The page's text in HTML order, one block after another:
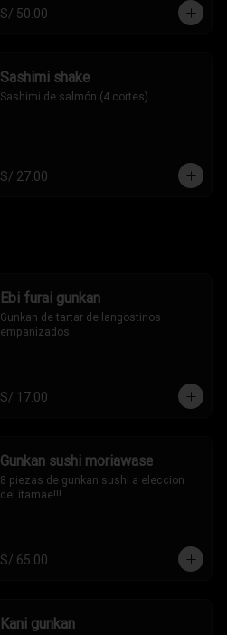
S/ 50.00
Sashimi shake
Sashimi de salmón (4 cortes).
S/ 27.00
Ebi furai gunkan
Gunkan de tartar de langostinos
empanizados.
S/ 17.00
Gunkan sushi moriawase
8 piezas de gunkan sushi a eleccion
del itamae!!!
S/ 65.00
Kani gunkan